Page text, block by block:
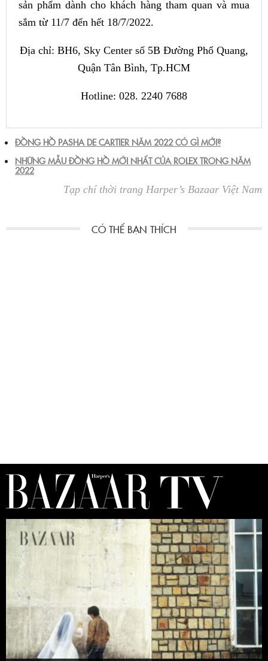
sản phẩm dành cho khách hàng tham quan và mua
sắm từ 11/7 đến hết 18/7/2022.
Địa chỉ: BH6, Sky Center số 5B Đường Phổ Quang,
Quận Tân Bình, Tp.HCM
Hotline: 028. 2240 7688
ĐỒNG HỒ PASHA DE CARTIER NĂM 2022 CÓ GÌ MỚI?
NHỮNG MẪU ĐỒNG HỒ MỚI NHẤT CỦA ROLEX TRONG NĂM
2022
Tạp chí thời trang Harper’s Bazaar Việt Nam